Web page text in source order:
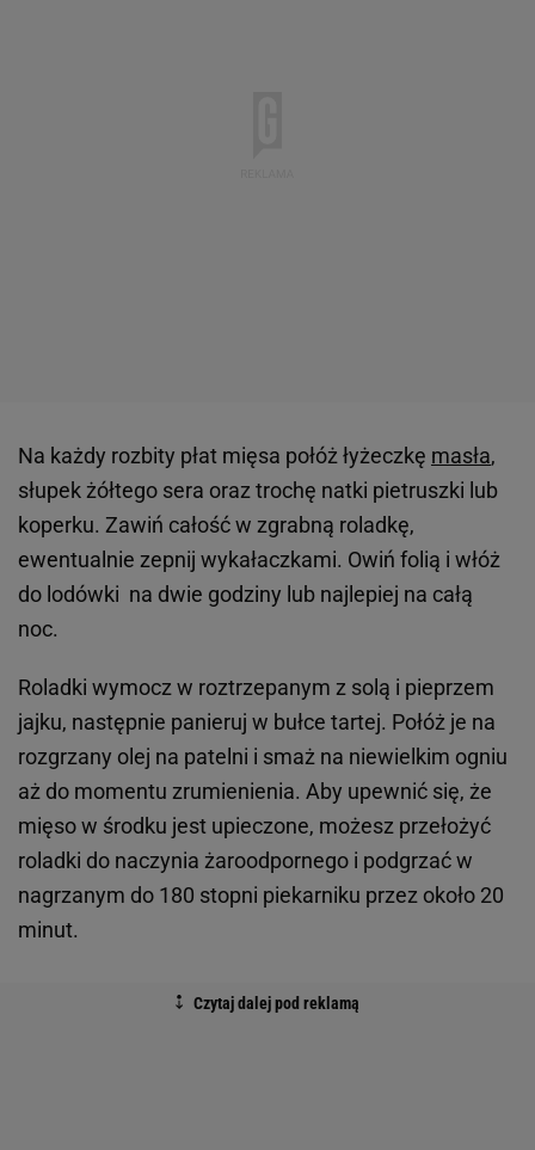
Na każdy rozbity płat mięsa połóż łyżeczkę masła,
słupek żółtego sera oraz trochę natki pietruszki lub
koperku. Zawiń całość w zgrabną roladkę,
ewentualnie zepnij wykałaczkami. Owiń folią i włóż
do lodówki na dwie godziny lub najlepiej na całą
noc.
Roladki wymocz w roztrzepanym z solą i pieprzem
jajku, następnie panieruj w bułce tartej. Połóż je na
rozgrzany olej na patelni i smaż na niewielkim ogniu
aż do momentu zrumienienia. Aby upewnić się, że
mięso w środku jest upieczone, możesz przełożyć
roladki do naczynia żaroodpornego i podgrzać w
nagrzanym do 180 stopni piekarniku przez około 20
minut.